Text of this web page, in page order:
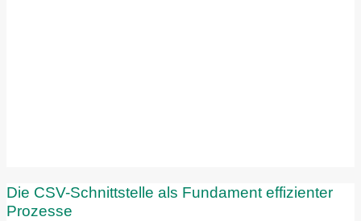
Die CSV-Schnittstelle als Fundament effizienter
Prozesse